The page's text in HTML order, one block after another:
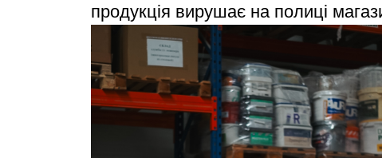
продукція вирушає на полиці